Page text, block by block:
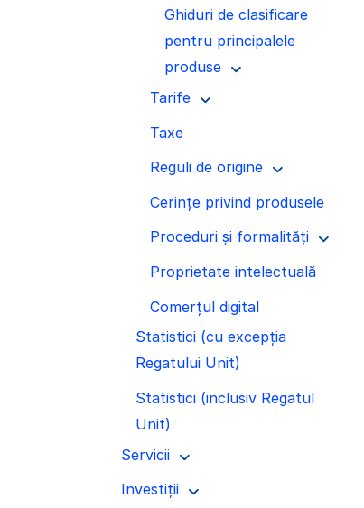
Ghiduri de clasificare
pentru principalele
produse
Tarife
Taxe
Reguli de origine
Cerințe privind produsele
Proceduri și formalități
Proprietate intelectuală
Comerțul digital
Statistici (cu excepția
Regatului Unit)
Statistici (inclusiv Regatul
Unit)
Servicii
Investiții